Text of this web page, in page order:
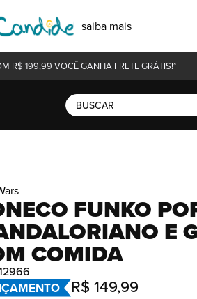
saiba mais
R$ 199,99 VOCÊ GANHA FRETE GRÁTIS!*
FUNKO
E
COMIDA
R$ 149,99